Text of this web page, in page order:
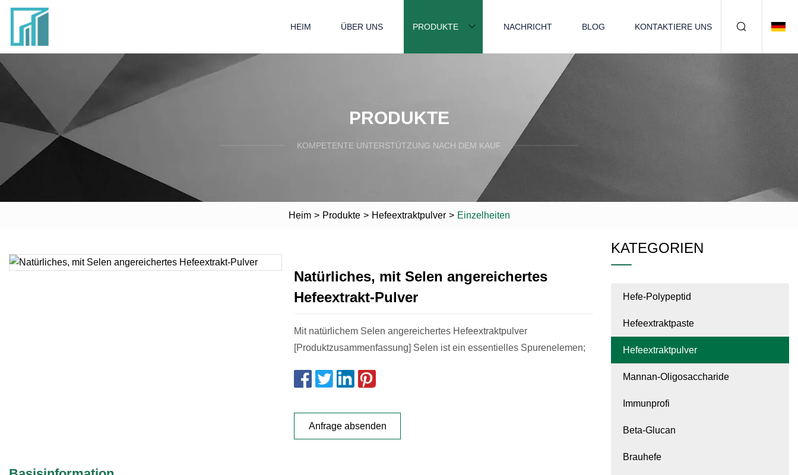
HEIM ÜBER UNS PRODUKTE NACHRICHT BLOG KONTAKTIERE UNS
PRODUKTE
KOMPETENTE UNTERSTÜTZUNG NACH DEM KAUF
Heim > Produkte > Hefeextraktpulver > Einzelheiten
Natürliches, mit Selen angereichertes
Hefeextrakt-Pulver
Mit natürlichem Selen angereichertes Hefeextraktpulver
[Produktzusammenfassung] Selen ist ein essentielles Spurenelemen;
Anfrage absenden
KATEGORIEN
Hefe-Polypeptid
Hefeextraktpaste
Hefeextraktpulver
Mannan-Oligosaccharide
Immunprofi
Beta-Glucan
Brauhefe